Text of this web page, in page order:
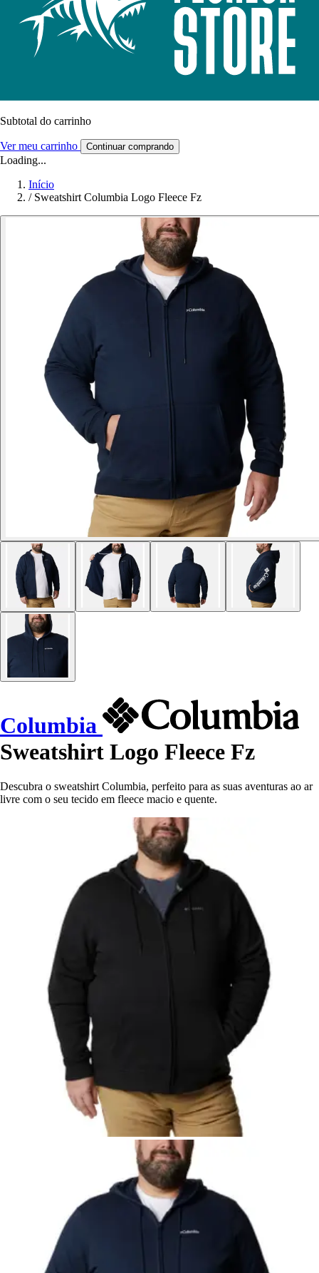
Subtotal do carrinho
Ver meu carrinho Continuar comprando
Loading...
Início
/ Sweatshirt Columbia Logo Fleece Fz
Columbia
Sweatshirt Logo Fleece Fz
Descubra o sweatshirt Columbia, perfeito para as suas aventuras ao ar
livre com o seu tecido em fleece macio e quente.